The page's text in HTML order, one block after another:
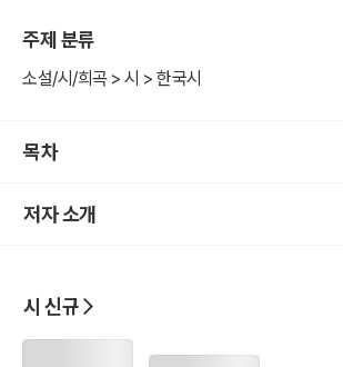
주제 분류
소설/시/희곡 > 시 > 한국시
목차
저자 소개
시 신규